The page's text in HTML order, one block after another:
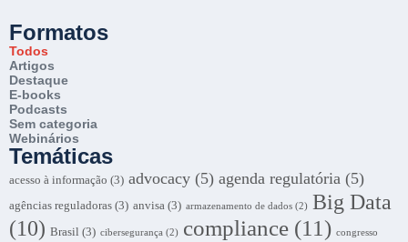
Formatos
Artigos
Destaque
E-books
Podcasts
Sem categoria
Webinários
Todos
Temáticas
acesso à informação (3) advocacy (5) agenda regulatória (5)
agências reguladoras (3) anvisa (3) armazenamento de dados (2) Big Data
(10) Brasil (3) cibersegurança (2) compliance (11) congresso